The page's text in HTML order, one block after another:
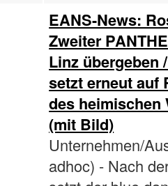
EANS-News:
Zweiter
Linz übergeben
setzt erneut auf
des heimischen
(mit Bild)
Unternehmen/
adhoc) - Nach